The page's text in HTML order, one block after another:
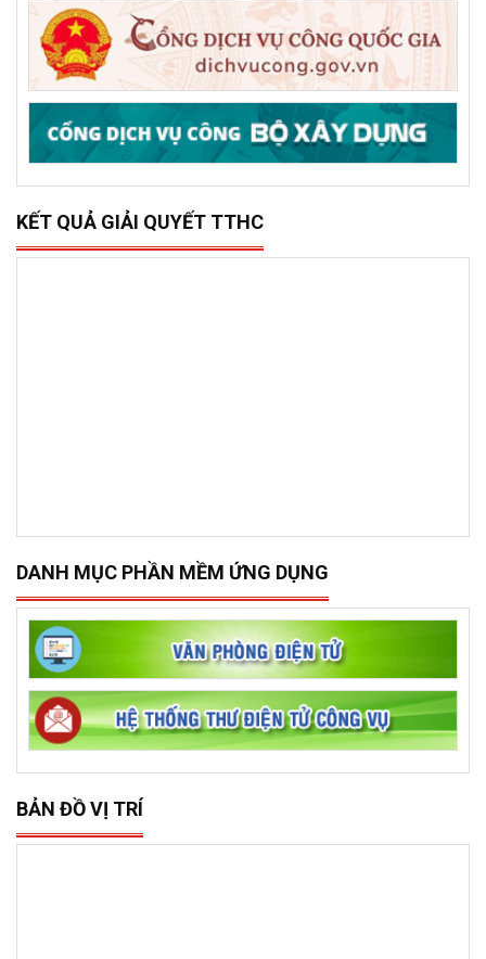
KẾT QUẢ GIẢI QUYẾT TTHC
DANH MỤC PHẦN MỀM ỨNG DỤNG
BẢN ĐỒ VỊ TRÍ